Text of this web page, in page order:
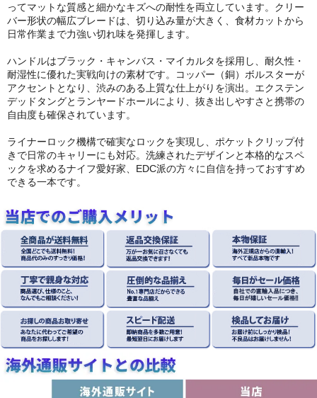
ってマットな質感と細かなキズへの耐性を両立しています。クリー
バー形状の幅広ブレードは、切り込み量が大きく、食材カットから
日常作業まで力強い切れ味を発揮します。
ハンドルはブラック・キャンバス・マイカルタを採用し、耐久性・
耐湿性に優れた実戦向けの素材です。コッパー（銅）ボルスターが
アクセントとなり、渋みのある上質な仕上がりを演出。エクステン
デッドタングとランヤードホールにより、抜き出しやすさと携帯の
自由度も確保されています。
ライナーロック機構で確実なロックを実現し、ポケットクリップ付
きで日常のキャリーにも対応。洗練されたデザインと本格的なスペ
ックを求めるナイフ愛好家、EDC派の方々に自信を持っておすすめ
できる一本です。